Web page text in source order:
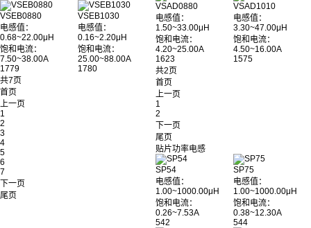
VSEB0880
电感值：
0.68~22.00μH
饱和电流：
7.50~38.00A
1779
VSEB1030
电感值：
0.16~2.20μH
饱和电流：
25.00~88.00A
1780
共7页
首页
上一页
1
2
3
4
5
6
7
下一页
尾页
VSAD0880
电感值：
1.50~33.00μH
饱和电流：
4.20~25.00A
1623
VSAD1010
电感值：
3.30~47.00μH
饱和电流：
4.50~16.00A
1575
共2页
首页
上一页
1
2
下一页
尾页
贴片功率电感
SP54
电感值：
1.00~1000.00μH
饱和电流：
0.26~7.53A
542
SP75
电感值：
1.00~1000.00μH
饱和电流：
0.38~12.30A
544